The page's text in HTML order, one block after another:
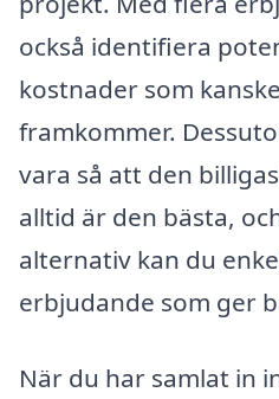
också identifiera
kostnader som
framkommer.
vara så att den
alltid är den bästa,
alternativ kan du
erbjudande som ger
När du har samlat in